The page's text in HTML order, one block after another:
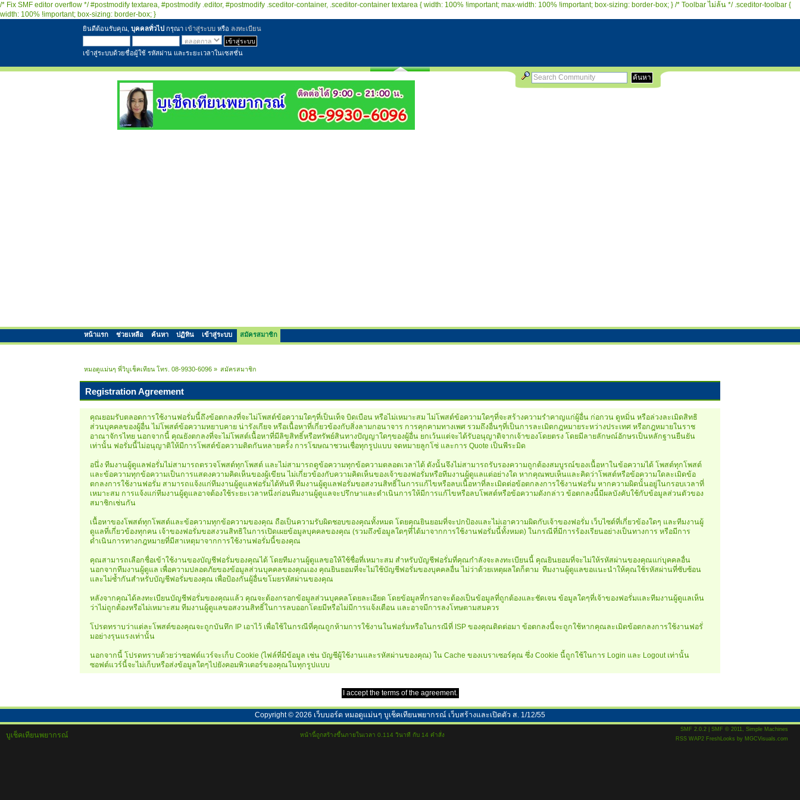
/* Fix SMF editor overflow */ #postmodify textarea, #postmodify .editor, #postmodify .sceditor-container, .sceditor-container textarea { width: 100% !important; max-width: 100% !important; box-sizing: border-box; } /* Toolbar ไม่ล้น */ .sceditor-toolbar {
width: 100% !important; box-sizing: border-box; }
ยินดีต้อนรับคุณ,บุคคลทั่วไป กรุณา เข้าสู่ระบบ หรือ ลงทะเบียน
เข้าสู่ระบบด้วยชื่อผู้ใช้ รหัสผ่าน และระยะเวลาในเซสชั่น
หน้าแรก ช่วยเหลือ ค้นหา ปฏิทิน เข้าสู่ระบบ สมัครสมาชิก
หมอดูแม่นๆ พี่วิบูเช็คเทียน โทร. 08-9930-6096» สมัครสมาชิก
Registration Agreement
คุณยอมรับตลอดการใช้งานฟอรั่มนี้ถึงข้อตกลงที่จะไม่โพสต์ข้อความใดๆที่เป็นเท็จ บิดเบือน หรือไม่เหมาะสม ไม่โพสต์ข้อความใดๆที่จะสร้างความรำคาญแก่ผู้อื่น ก่อกวน ดูหมิ่น หรือล่วงละเมิดสิทธิ
ส่วนบุคคลของผู้อื่น ไม่โพสต์ข้อความหยาบคาย น่ารังเกียจ หรือเนื้อหาที่เกี่ยวข้องกับสิ่งลามกอนาจาร การคุกคามทางเพศ รวมถึงอื่นๆที่เป็นการละเมิดกฎหมายระหว่างประเทศ หรือกฎหมายในราช
อาณาจักรไทย นอกจากนี้ คุณยังตกลงที่จะไม่โพสต์เนื้อหาที่มีลิขสิทธิ์หรือทรัพย์สินทางปัญญาใดๆของผู้อื่น ยกเว้นแต่จะได้รับอนุญาติจากเจ้าของโดยตรง โดยมีลายลักษณ์อักษรเป็นหลักฐานยืนยัน
เท่านั้น ฟอรั่มนี้ไม่อนุญาติให้มีการโพสต์ข้อความติดกันหลายครั้ง การโฆษณาชวนเชื่อทุกรูปแบบ จดหมายลูกโซ่ และการ Quote เป็นพีระมิด
อนึ่ง ทีมงานผู้ดูแลฟอรั่มไม่สามารถตรวจโพสต์ทุกโพสต์ และไม่สามารถดูข้อความทุกข้อความตลอดเวลาได้ ดังนั้นจึงไม่สามารถรับรองความถูกต้องสมบูรณ์ของเนื้อหาในข้อความได้ โพสต์ทุกโพสต์
และข้อความทุกข้อความเป็นการแสดงความคิดเห็นของผู้เขียน ไม่เกี่ยวข้องกับความคิดเห็นของเจ้าของฟอรั่มหรือทีมงานผู้ดูแลแต่อย่างใด หากคุณพบเห็นและคิดว่าโพสต์หรือข้อความใดละเมิดข้อ
ตกลงการใช้งานฟอรั่ม สามารถแจ้งแก่ทีมงานผู้ดูแลฟอรั่มได้ทันที ทีมงานผู้ดูแลฟอรั่มขอสงวนสิทธิ์ในการแก้ไขหรือลบเนื้อหาที่ละเมิดต่อข้อตกลงการใช้งานฟอรั่ม หากความผิดนั้นอยู่ในกรอบเวลาที่
เหมาะสม การแจ้งแก่ทีมงานผู้ดูแลอาจต้องใช้ระยะเวลาหนึ่งก่อนทีมงานผู้ดูแลจะปรึกษาและดำเนินการให้มีการแก้ไขหรือลบโพสต์หรือข้อความดังกล่าว ข้อตกลงนี้มีผลบังคับใช้กับข้อมูลส่วนตัวของ
สมาชิกเช่นกัน
เนื้อหาของโพสต์ทุกโพสต์และข้อความทุกข้อความของคุณ ถือเป็นความรับผิดชอบของคุณทั้งหมด โดยคุณยินยอมที่จะปกป้องและไม่เอาความผิดกับเจ้าของฟอรั่ม เว็บไซต์ที่เกี่ยวข้องใดๆ และทีมงานผู้
ดูแลที่เกี่ยวข้องทุกคน เจ้าของฟอรั่มขอสงวนสิทธิในการเปิดเผยข้อมูลบุคคลของคุณ (รวมถึงข้อมูลใดๆที่ได้มาจากการใช้งานฟอรั่มนี้ทั้งหมด) ในกรณีที่มีการร้องเรียนอย่างเป็นทางการ หรือมีการ
ดำเนินการทางกฎหมายที่มีสาเหตุมาจากการใช้งานฟอรั่มนี้ของคุณ
คุณสามารถเลือกชื่อเข้าใช้งานของบัญชีฟอรั่มของคุณได้ โดยทีมงานผู้ดูแลขอให้ใช้ชื่อที่เหมาะสม สำหรับบัญชีฟอรั่มที่คุณกำลังจะลงทะเบียนนี้ คุณยินยอมที่จะไม่ให้รหัสผ่านของคุณแก่บุคคลอื่น
นอกจากทีมงานผู้ดูแล เพื่อความปลอดภัยของข้อมูลส่วนบุคคลของคุณเอง คุณยินยอมที่จะไม่ใช้บัญชีฟอรั่มของบุคคลอื่น ไม่ว่าด้วยเหตุผลใดก็ตาม ทีมงานผู้ดูแลขอแนะนำให้คุณใช้รหัสผ่านที่ซับซ้อน
และไม่ซ้ำกันสำหรับบัญชีฟอรั่มของคุณ เพื่อป้องกันผู้อื่นขโมยรหัสผ่านของคุณ
หลังจากคุณได้ลงทะเบียนบัญชีฟอรั่มของคุณแล้ว คุณจะต้องกรอกข้อมูลส่วนบุคคลโดยละเอียด โดยข้อมูลที่กรอกจะต้องเป็นข้อมูลที่ถูกต้องและชัดเจน ข้อมูลใดๆที่เจ้าของฟอรั่มและทีมงานผู้ดูแลเห็น
ว่าไม่ถูกต้องหรือไม่เหมาะสม ทีมงานผู้ดูแลขอสงวนสิทธิ์ในการลบออกโดยมีหรือไม่มีการแจ้งเตือน และอาจมีการลงโทษตามสมควร
โปรดทราบว่าแต่ละโพสต์ของคุณจะถูกบันทึก IP เอาไว้ เพื่อใช้ในกรณีที่คุณถูกห้ามการใช้งานในฟอรั่มหรือในกรณีที่ ISP ของคุณติดต่อมา ข้อตกลงนี้จะถูกใช้หากคุณละเมิดข้อตกลงการใช้งานฟอรั่
มอย่างรุนแรงเท่านั้น
นอกจากนี้ โปรดทราบด้วยว่าซอฟต์แวร์จะเก็บ Cookie (ไฟล์ที่มีข้อมูล เช่น บัญชีผู้ใช้งานและรหัสผ่านของคุณ) ใน Cache ของเบราเซอร์คุณ ซึ่ง Cookie นี้ถูกใช้ในการ Login และ Logout เท่านั้น
ซอฟต์แวร์นี้จะไม่เก็บหรือส่งข้อมูลใดๆไปยังคอมพิวเตอร์ของคุณในทุกรูปแบบ
Copyright © 2026 เว็บบอร์ด หมอดูแม่นๆ บูเช็คเทียนพยากรณ์ เว็บสร้างและเปิดตัว ส. 1/12/55
บูเช็คเทียนพยากรณ์
SMF 2.0.2 SMF © 2011
Simple Machines
RSS WAP2 FreshLooks by MGCVisuals.com
หน้านี้ถูกสร้างขึ้นภายในเวลา 0.114 วินาที กับ 14 คำสั่ง